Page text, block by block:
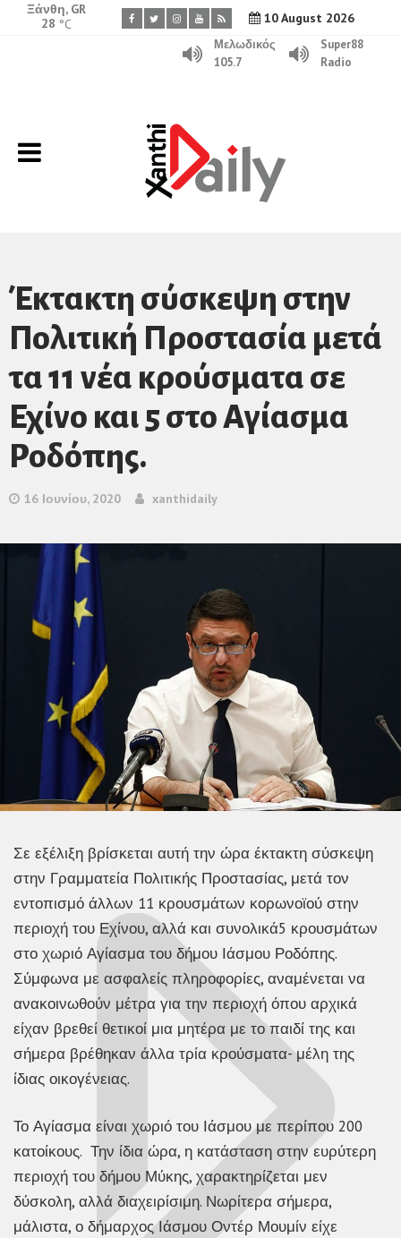
10 August 2026
Ξάνθη, GR
28 °C
Μελωδικός
105.7
Super88
Radio
Έκτακτη σύσκεψη στην
Πολιτική Προστασία μετά
τα 11 νέα κρούσματα σε
Εχίνο και 5 στο Αγίασμα
Ροδόπης.
16 Ιουνίου, 2020 xanthidaily
Σε εξέλιξη βρίσκεται αυτή την ώρα έκτακτη σύσκεψη
στην Γραμματεία Πολιτικής Προστασίας, μετά τον
εντοπισμό άλλων 11 κρουσμάτων κορωνοϊού στην
περιοχή του Εχίνου, αλλά και συνολικά5 κρουσμάτων
στο χωριό Αγίασμα του δήμου Ιάσμου Ροδόπης.
Σύμφωνα με ασφαλείς πληροφορίες, αναμένεται να
ανακοινωθούν μέτρα για την περιοχή όπου αρχικά
είχαν βρεθεί θετικοί μια μητέρα με το παιδί της και
σήμερα βρέθηκαν άλλα τρία κρούσματα- μέλη της
ίδιας οικογένειας.
Το Αγίασμα είναι χωριό του Ιάσμου με περίπου 200
κατοίκους. Την ίδια ώρα, η κατάσταση στην ευρύτερη
περιοχή του δήμου Μύκης, χαρακτηρίζεται μεν
δύσκολη, αλλά διαχειρίσιμη. Νωρίτερα σήμερα,
μάλιστα, ο δήμαρχος Ιάσμου Οντέρ Μουμίν είχε